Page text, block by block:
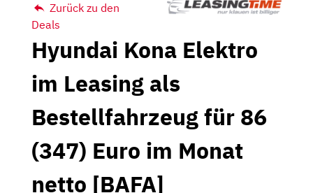
Zurück zu den
Deals
Hyundai Kona Elektro
im Leasing als
Bestellfahrzeug für 86
(347) Euro im Monat
netto [BAFA]